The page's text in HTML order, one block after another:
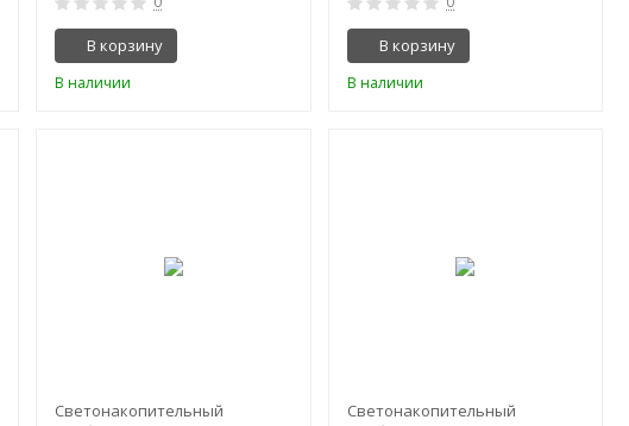
В корзину
В наличии
В корзину
В наличии
Светонакопительный
Светонакопительный